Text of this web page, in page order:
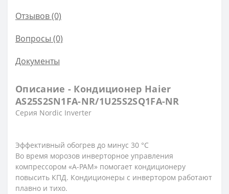
Отзывов (0)
Вопросы (0)
Документы
Описание - Кондиционер Haier
AS25S2SN1FA-NR/1U25S2SQ1FA-NR
Серия Nordic Inverter
Эффективный обогрев до минус 30 °С
Во время морозов инверторное управления
компрессором «A-PAM» помогает кондиционеру
повысить КПД. Кондиционеры с инвертором работают
плавно и тихо.